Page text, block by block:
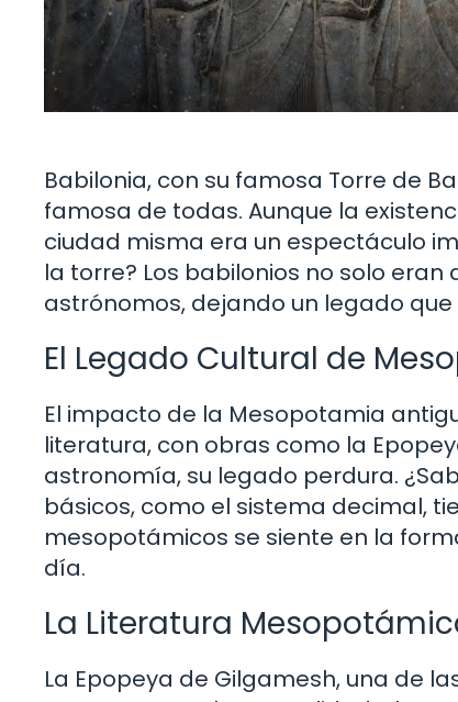
Babilonia, con su famosa Torre de
famosa de todas. Aunque la
ciudad misma era un espectáculo
la torre? Los babilonios no solo
astrónomos, dejando un legado
El Legado Cultural de
El impacto de la Mesopotamia
literatura, con obras como la
astronomía, su legado perdura.
básicos, como el sistema decimal,
mesopotámicos se siente en la
día.
La Literatura
La Epopeya de Gilgamesh, una de